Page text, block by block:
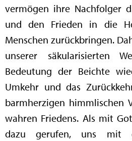
vermögen ihre Nachfolger
und den Frieden in die
Menschen zurückbringen.
unserer säkularisierten
Bedeutung der Beichte
Umkehr und das
barmherzigen himmlischen
wahren Friedens. Als mit
dazu gerufen, uns mit